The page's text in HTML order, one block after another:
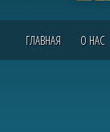
ГЛАВНАЯ О НАС